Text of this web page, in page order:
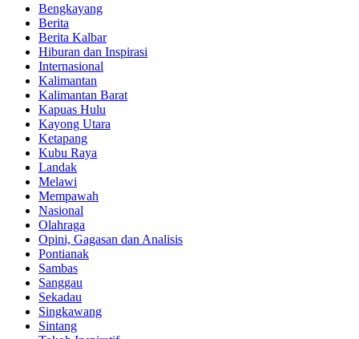
Bengkayang
Berita
Berita Kalbar
Hiburan dan Inspirasi
Internasional
Kalimantan
Kalimantan Barat
Kapuas Hulu
Kayong Utara
Ketapang
Kubu Raya
Landak
Melawi
Mempawah
Nasional
Olahraga
Opini, Gagasan dan Analisis
Pontianak
Sambas
Sanggau
Sekadau
Singkawang
Sintang